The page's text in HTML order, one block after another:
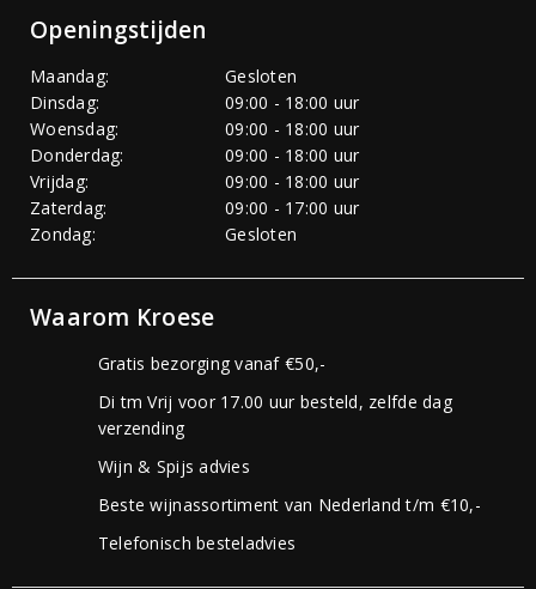
Openingstijden
Maandag:
Gesloten
Dinsdag:
09:00 - 18:00 uur
Woensdag:
09:00 - 18:00 uur
Donderdag:
09:00 - 18:00 uur
Vrijdag:
09:00 - 18:00 uur
Zaterdag:
09:00 - 17:00 uur
Zondag:
Gesloten
Waarom Kroese
Gratis bezorging vanaf €50,-
Di tm Vrij voor 17.00 uur besteld, zelfde dag
verzending
Wijn & Spijs advies
Beste wijnassortiment van Nederland t/m €10,-
Telefonisch besteladvies